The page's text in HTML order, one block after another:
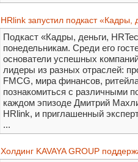
HRlink запустил подкаст «Кадры,
Подкаст «Кадры, деньги,
понедельникам. Среди его
основатели успешных
лидеры из разных отраслей:
FMCG, мира финансов,
познакомиться с различными
каждом эпизоде Дмитрий
HRlink, и приглашенный
...
Холдинг KAVAYA GROUP